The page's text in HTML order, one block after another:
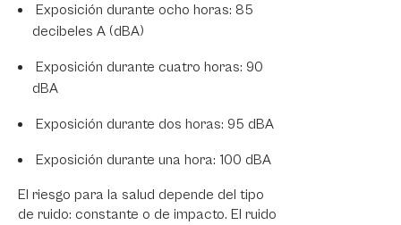
Exposición durante ocho horas: 85
decibeles A (dBA)
Exposición durante cuatro horas: 90
dBA
Exposición durante dos horas: 95 dBA
Exposición durante una hora: 100 dBA
El riesgo para la salud depende del tipo
de ruido: constante o de impacto. El ruido